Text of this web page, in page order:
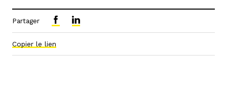
Partager
Copier le lien